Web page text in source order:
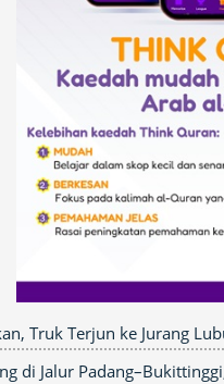
Truk Terjun ke Jurang
di Jalur